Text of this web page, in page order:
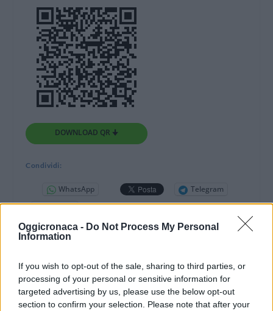
Oggicronaca - Do Not Process My Personal
Information
If you wish to opt-out of the sale, sharing to third parties, or
processing of your personal or sensitive information for
targeted advertising by us, please use the below opt-out
section to confirm your selection. Please note that after your
DOWNLOAD QR 🠋
Condividi:
WhatsApp
Telegram
Stampa